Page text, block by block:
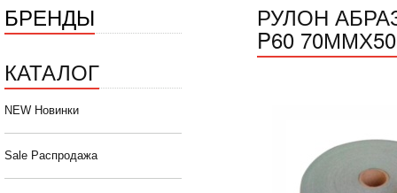
БРЕНДЫ
КАТАЛОГ
NEW Новинки
Sale Распродажа
РУЛОН
P60